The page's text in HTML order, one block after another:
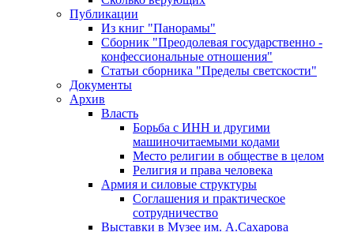
Публикации
Из книг "Панорамы"
Сборник "Преодолевая государственно -
конфессиональные отношения"
Статьи сборника "Пределы светскости"
Документы
Архив
Власть
Борьба с ИНН и другими
машиночитаемыми кодами
Место религии в обществе в целом
Религия и права человека
Армия и силовые структуры
Соглашения и практическое
сотрудничество
Выставки в Музее им. А.Сахарова